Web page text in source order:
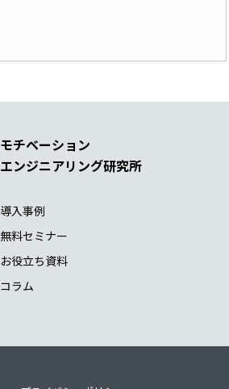
モチベーション
エンジニアリング研究所
導入事例
無料セミナー
お役立ち資料
コラム